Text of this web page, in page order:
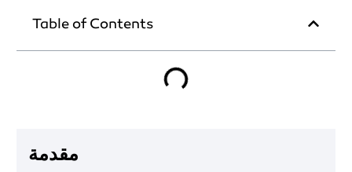
Table of Contents
مقدمة